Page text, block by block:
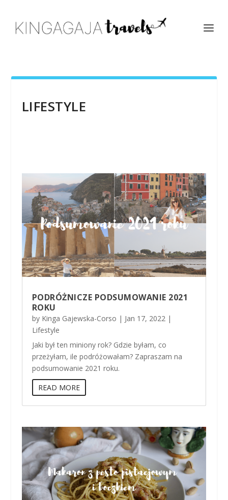
LIFESTYLE
PODRÓŻNICZE PODSUMOWANIE 2021
ROKU
by Kinga Gajewska-Corso | Jan 17, 2022|
Lifestyle
Jaki był ten miniony rok? Gdzie byłam, co
przeżyłam, ile podróżowałam? Zapraszam na
podsumowanie 2021 roku.
READ MORE